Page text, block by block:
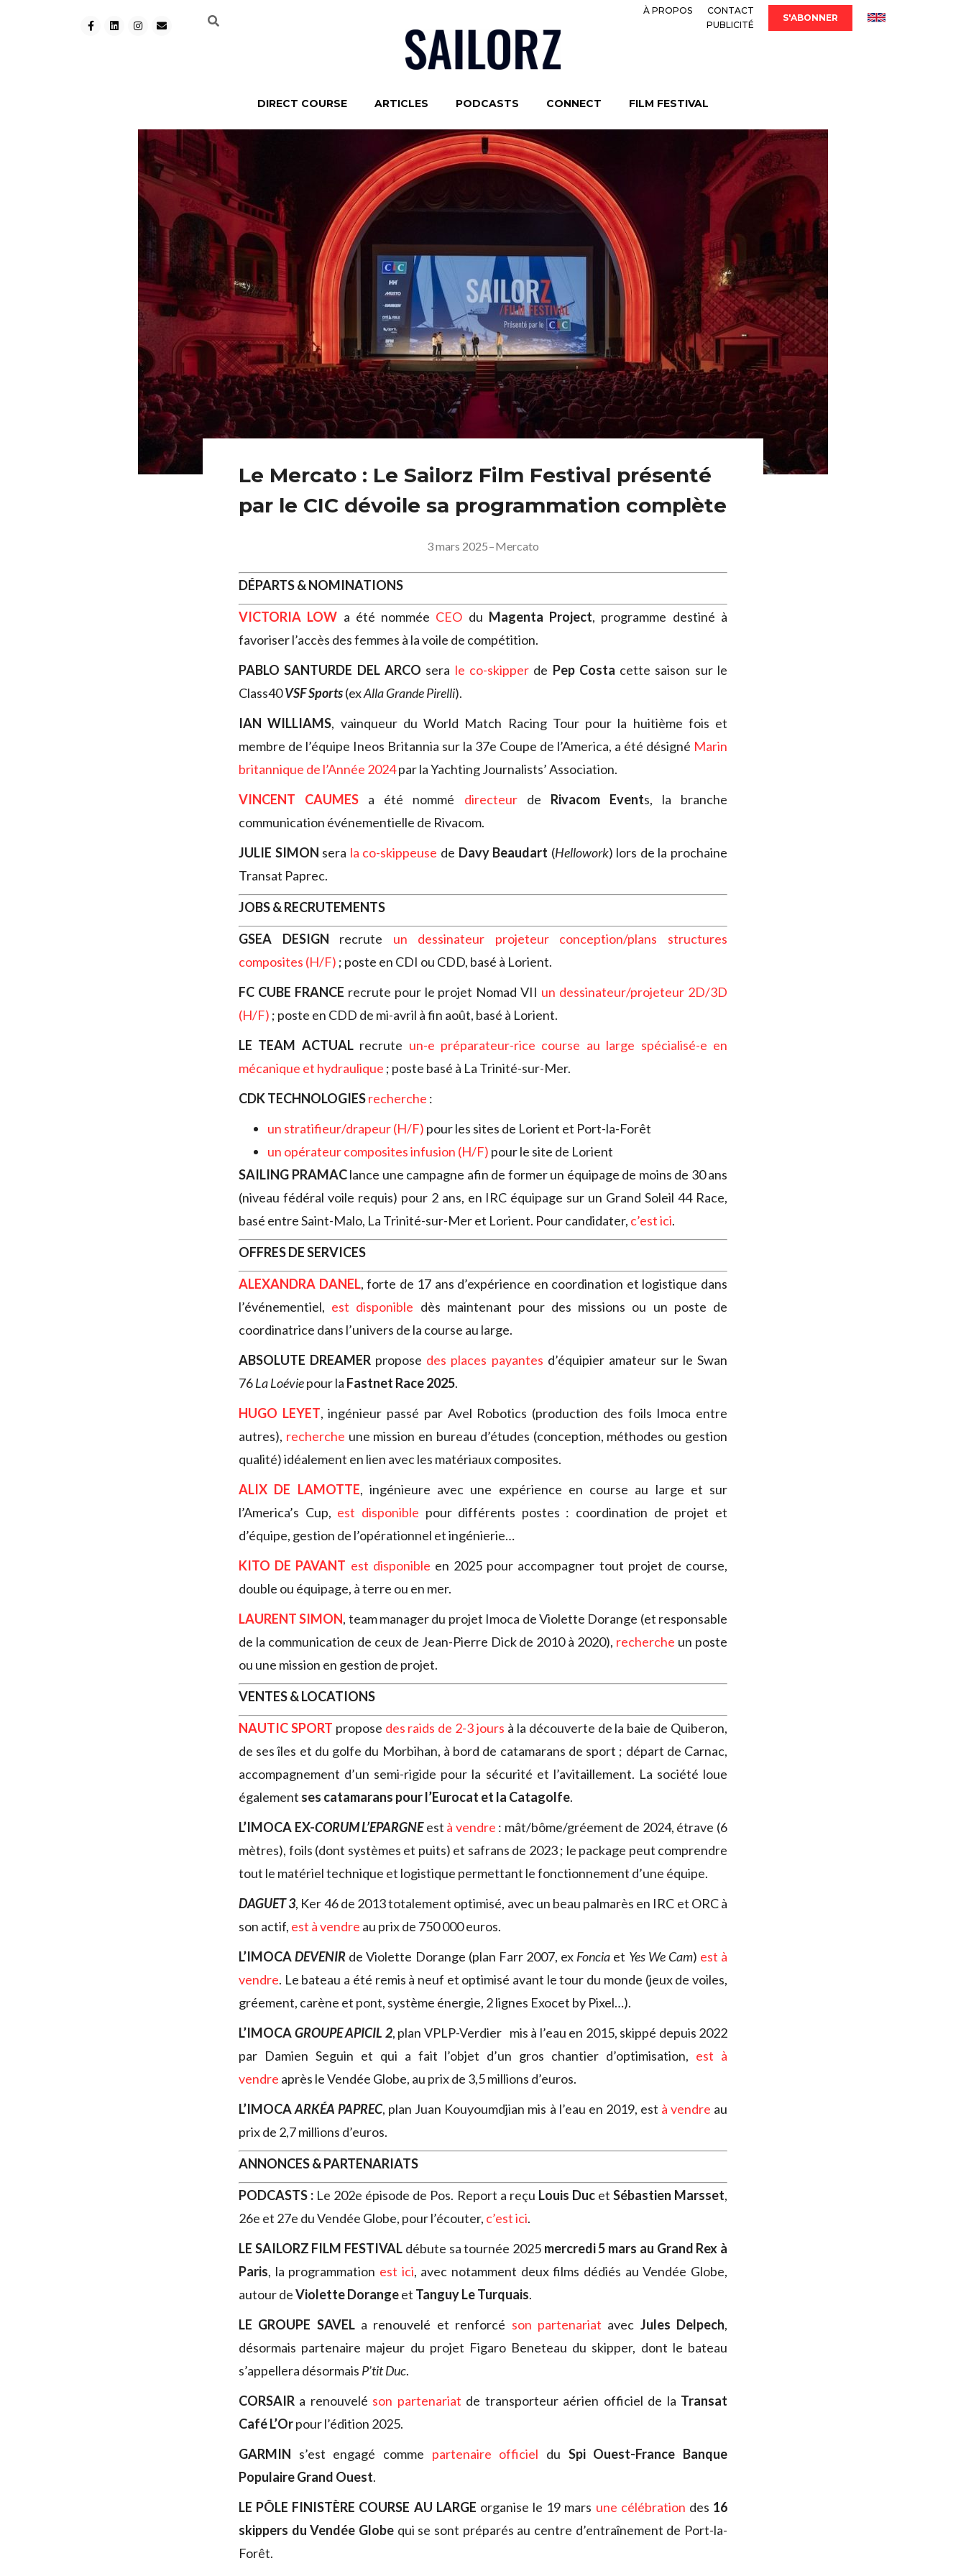
À PROPOS
CONTACT
PUBLICITÉ
S'ABONNER
DIRECT COURSE ARTICLES PODCASTS CONNECT FILM FESTIVAL
Le Mercato : Le Sailorz Film Festival présenté
par le CIC dévoile sa programmation complète
3 mars 2025–Mercato
DÉPARTS & NOMINATIONS
VICTORIA LOW a été nommée CEO du Magenta Project, programme destiné à
favoriser l’accès des femmes à la voile de compétition.
PABLO SANTURDE DEL ARCO sera le co-skipperde Pep Costa cette saison sur le
Class40VSF Sports(exAlla Grande Pirelli).
IAN WILLIAMS, vainqueur du World Match Racing Tour pour la huitième fois et
membre de l’équipe Ineos Britannia sur la 37e Coupe de l’America, a été désigné Marin
britannique de l’Année 2024par la Yachting Journalists’ Association.
VINCENT CAUMES a été nommé directeurde Rivacom Events, la branche
communication événementielle de Rivacom.
JULIE SIMON sera la co-skippeuse de Davy Beaudart (Hellowork) lors de la prochaine
Transat Paprec.
JOBS & RECRUTEMENTS
GSEA DESIGN recrute un dessinateur projeteur conception/plans structures
composites (H/F) ; poste en CDI ou CDD, basé à Lorient.
FC CUBE FRANCE recrute pour le projet Nomad VII un dessinateur/projeteur 2D/3D
(H/F) ; poste en CDD de mi-avril à fin août, basé à Lorient.
LE TEAM ACTUALrecrute un-e préparateur-rice course au large spécialisé-e en
mécanique et hydraulique ; poste basé à La Trinité-sur-Mer.
CDK TECHNOLOGIESrecherche :
un stratifieur/drapeur (H/F) pour les sites de Lorient et Port-la-Forêt
un opérateur composites infusion (H/F) pour le site de Lorient
SAILING PRAMAClance une campagne afin de former un équipage de moins de 30 ans
(niveau fédéral voile requis) pour 2 ans, en IRC équipage sur un Grand Soleil 44 Race,
basé entre Saint-Malo, La Trinité-sur-Mer et Lorient. Pour candidater, c’est ici.
OFFRES DE SERVICES
ALEXANDRA DANEL, forte de 17 ans d’expérience en coordination et logistique dans
l’événementiel, est disponible dès maintenant pour des missions ou un poste de
coordinatrice dans l’univers de la course au large.
ABSOLUTE DREAMER propose des places payantes d’équipier amateur sur le Swan
76La Loéviepour la Fastnet Race 2025.
HUGO LEYET, ingénieur passé par Avel Robotics (production des foils Imoca entre
autres), recherche une mission en bureau d’études (conception, méthodes ou gestion
qualité) idéalement en lien avec les matériaux composites.
ALIX DE LAMOTTE, ingénieure avec une expérience en course au large et sur
l’America’s Cup, est disponible pour différents postes : coordination de projet et
d’équipe, gestion de l’opérationnel et ingénierie…
KITO DE PAVANT est disponible en 2025 pour accompagner tout projet de course,
double ou équipage, à terre ou en mer.
LAURENT SIMON, team manager du projet Imoca de Violette Dorange (et responsable
de la communication de ceux de Jean-Pierre Dick de 2010 à 2020), recherche un poste
ou une mission en gestion de projet.
VENTES & LOCATIONS
NAUTIC SPORT propose des raids de 2-3 jours à la découverte de la baie de Quiberon,
de ses îles et du golfe du Morbihan, à bord de catamarans de sport ; départ de Carnac,
accompagnement d’un semi-rigide pour la sécurité et l’avitaillement. La société loue
également ses catamarans pour l’Eurocat et la Catagolfe.
L’IMOCA EX-CORUM L’EPARGNEest à vendre : mât/bôme/gréement de 2024, étrave (6
mètres), foils (dont systèmes et puits) et safrans de 2023 ; le package peut comprendre
tout le matériel technique et logistique permettant le fonctionnement d’une équipe.
DAGUET 3, Ker 46 de 2013 totalement optimisé, avec un beau palmarès en IRC et ORC à
son actif, est à vendre au prix de 750 000 euros.
L’IMOCADEVENIR de Violette Dorange (plan Farr 2007, ex Foncia et Yes We Cam) est à
vendre. Le bateau a été remis à neuf et optimisé avant le tour du monde (jeux de voiles,
gréement, carène et pont, système énergie, 2 lignes Exocet by Pixel…).
L’IMOCAGROUPE APICIL 2, plan VPLP-Verdier mis à l’eau en 2015, skippé depuis 2022
par Damien Seguin et qui a fait l’objet d’un gros chantier d’optimisation, est à
vendre après le Vendée Globe, au prix de 3,5 millions d’euros.
L’IMOCAARKÉA PAPREC, plan Juan Kouyoumdjian mis à l’eau en 2019, est à vendre au
prix de 2,7 millions d’euros.
ANNONCES & PARTENARIATS
PODCASTS : Le 202e épisode de Pos. Report a reçu Louis Ducet Sébastien Marsset,
26e et 27e du Vendée Globe, pour l’écouter, c’est ici.
LE SAILORZ FILM FESTIVAL débute sa tournée 2025 mercredi 5 mars au Grand Rex à
Paris, la programmation est ici, avec notamment deux films dédiés au Vendée Globe,
autour deViolette Dorangeet Tanguy Le Turquais.
LE GROUPE SAVEL a renouvelé et renforcé son partenariat avec Jules Delpech,
désormais partenaire majeur du projet Figaro Beneteau du skipper, dont le bateau
s’appellera désormais P’tit Duc.
CORSAIR a renouvelé son partenariat de transporteur aérien officiel de la Transat
Café L’Orpour l’édition 2025.
GARMIN s’est engagé comme partenaire officiel du Spi Ouest-France Banque
Populaire Grand Ouest.
LE PÔLE FINISTÈRE COURSE AU LARGE organise le 19 mars une célébration des 16
skippers du Vendée Globe qui se sont préparés au centre d’entraînement de Port-la-
Forêt.